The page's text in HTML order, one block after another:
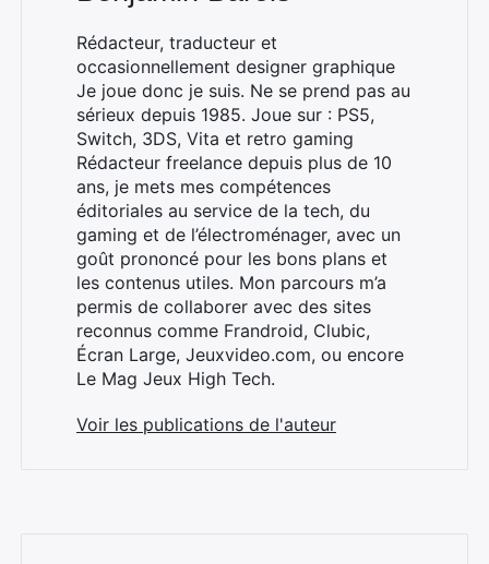
Rédacteur, traducteur et
occasionnellement designer graphique
Je joue donc je suis. Ne se prend pas au
sérieux depuis 1985. Joue sur : PS5,
Switch, 3DS, Vita et retro gaming
Rédacteur freelance depuis plus de 10
ans, je mets mes compétences
éditoriales au service de la tech, du
gaming et de l’électroménager, avec un
goût prononcé pour les bons plans et
les contenus utiles. Mon parcours m’a
permis de collaborer avec des sites
reconnus comme Frandroid, Clubic,
Écran Large, Jeuxvideo.com, ou encore
Le Mag Jeux High Tech.
Voir les publications de l'auteur